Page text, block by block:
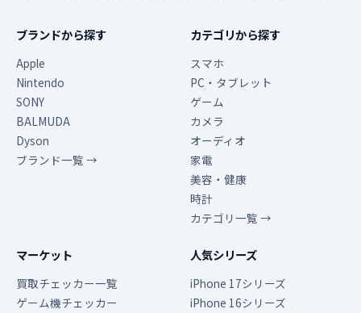
ブランドから探す
Apple
Nintendo
SONY
BALMUDA
Dyson
ブランド一覧 →
カテゴリから探す
スマホ
PC・タブレット
ゲーム
カメラ
オーディオ
家電
美容・健康
時計
カテゴリ一覧 →
マーケット
買取チェッカー一覧
ゲーム機チェッカー
人気シリーズ
iPhone 17シリーズ
iPhone 16シリーズ